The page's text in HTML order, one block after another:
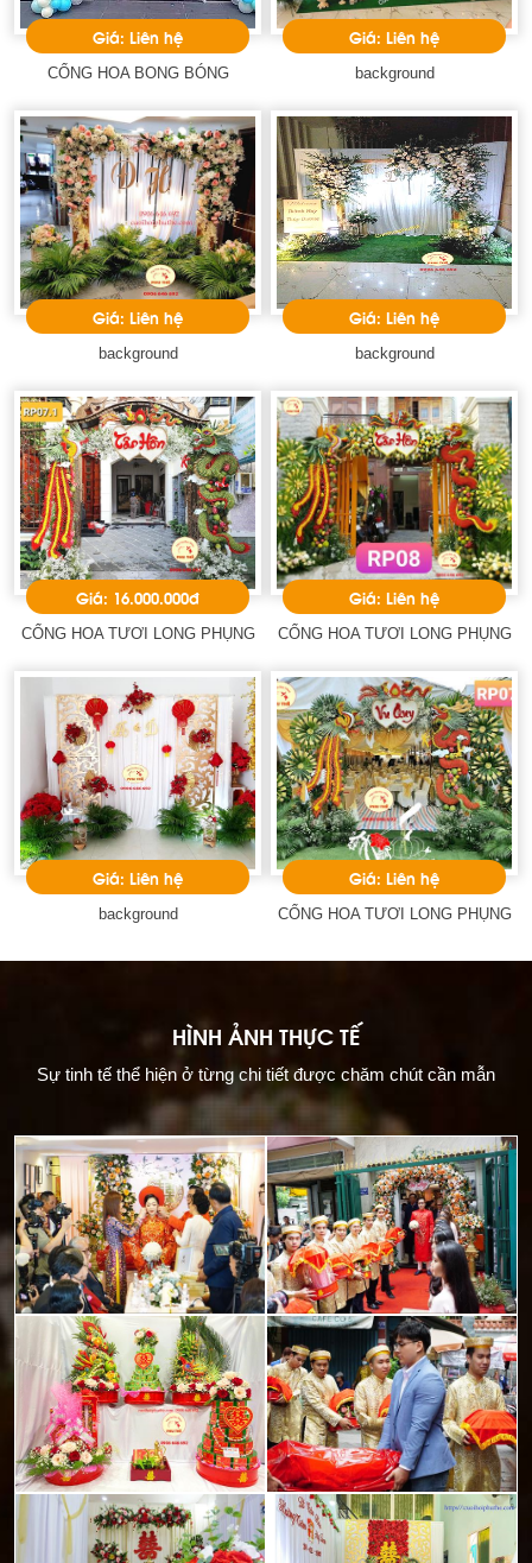
Giá: Liên hệ
CỔNG HOA BONG BÓNG
Giá: Liên hệ
background
Giá: Liên hệ
background
Giá: Liên hệ
background
Giá: 16.000.000đ
CỔNG HOA TƯƠI LONG PHỤNG
Giá: Liên hệ
CỔNG HOA TƯƠI LONG PHỤNG
Giá: Liên hệ
background
Giá: Liên hệ
CỔNG HOA TƯƠI LONG PHỤNG
HÌNH ẢNH THỰC TẾ
Sự tinh tế thể hiện ở từng chi tiết được chăm chút cần mẫn